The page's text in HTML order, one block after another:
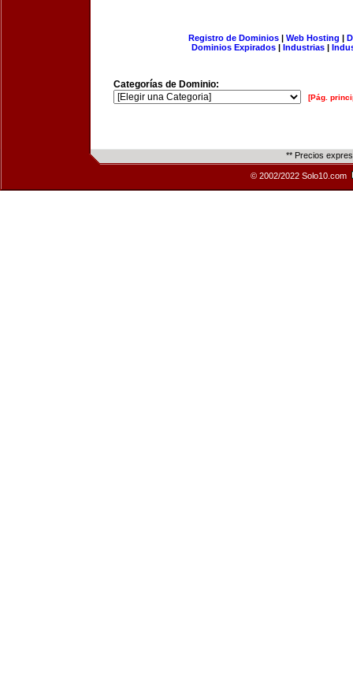
Registro de Dominios| Web Hosting |
Dominios Expirados | Industrias |
Categorías de Dominio:
[Pág.
** Precios
© 2002/2022 Solo10.com